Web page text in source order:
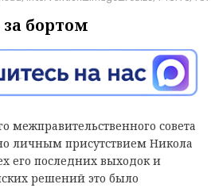
бортом
межправительственного совета
личным присутствием Никола
его последних выходок и
решений это было